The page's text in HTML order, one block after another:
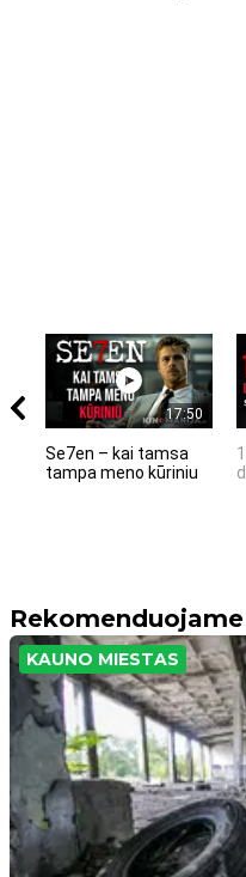
17:50
Se7en – kai tamsa
tampa meno kūriniu
Rekomenduojame
KAUNO MIESTAS